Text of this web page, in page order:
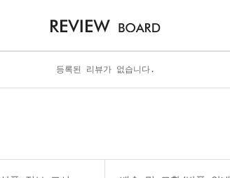
등록된 리뷰가 없습니다.